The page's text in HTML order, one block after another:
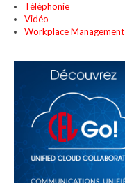
Téléphonie
Vidéo
Workplace Management